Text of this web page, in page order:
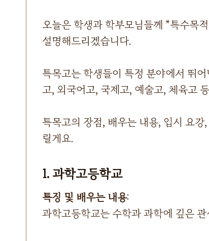
오늘은 학생과 학부모님들께 *특수목
설명해드리겠습니다.
특목고는 학생들이 특정 분야에서 뛰
고, 외국어고, 국제고, 예술고, 체육고
특목고의 장점, 배우는 내용, 입시 요
릴게요.
1. 과학고등학교
특징 및 배우는 내용:
과학고등학교는 수학과 과학에 깊은